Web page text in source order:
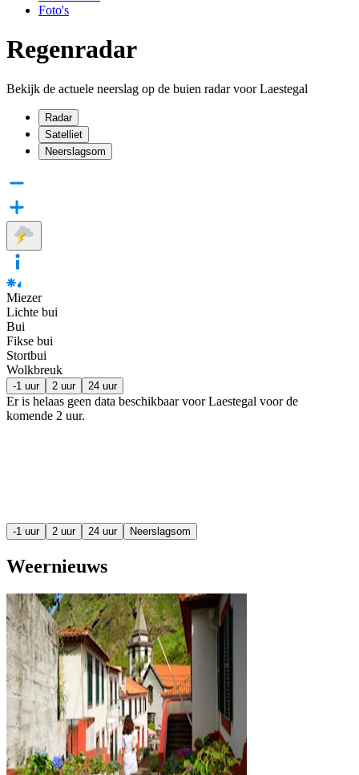
Foto's
Regenradar
Bekijk de actuele neerslag op de buien radar voor Laestegal
Radar
Satelliet
Neerslagsom
Miezer
Lichte bui
Bui
Fikse bui
Stortbui
Wolkbreuk
-1 uur 2 uur 24 uur
Er is helaas geen data beschikbaar voor Laestegal voor de
komende 2 uur.
-1 uur 2 uur 24 uur Neerslagsom
Weernieuws